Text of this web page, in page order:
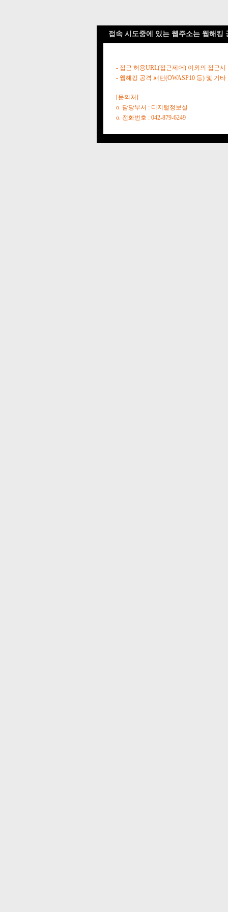
접속 시도중에 있는 웹주소는 웹해킹
- 접근 허용URL(접근제어) 이외의 접근시
- 웹해킹 공격 패턴(OWASP10 등) 및 기
[문의처]
o. 담당부서 : 디지털정보실
o. 전화번호 : 042-879-6249